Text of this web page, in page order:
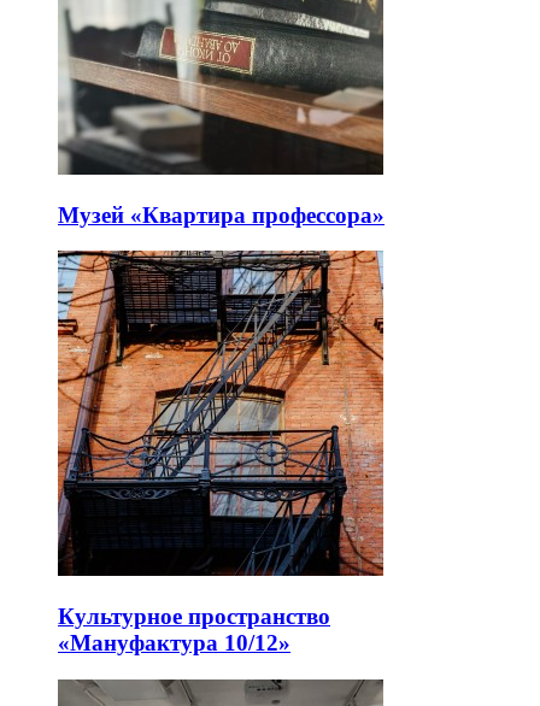
Музей «Квартира профессора»
Культурное пространство
«Мануфактура 10/12»